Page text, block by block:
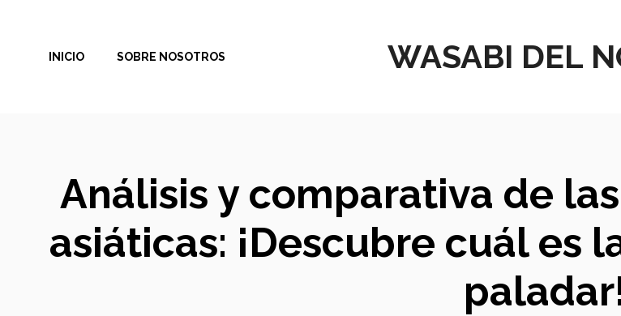
contenido
WASABI DEL
INICIO SOBRE NOSOTROS
Análisis y comparativa de
asiáticas: ¡Descubre cuál es